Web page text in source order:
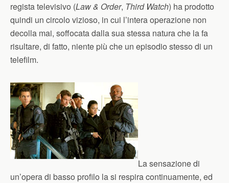
regista televisivo (Law & Order, Third Watch) ha prodotto
quindi un circolo vizioso, in cui l’intera operazione non
decolla mai, soffocata dalla sua stessa natura che la fa
risultare, di fatto, niente più che un episodio stesso di un
telefilm.
La sensazione di
un’opera di basso profilo la si respira continuamente, ed